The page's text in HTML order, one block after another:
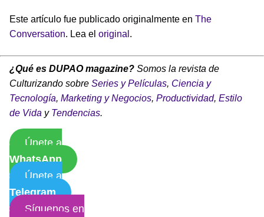
Este artículo fue publicado originalmente en The
Conversation. Lea el original .
¿Qué es DUPAO magazine? Somos la revista de
Culturizando sobre Series y Películas, Ciencia y
Tecnología, Marketing y Negocios, Productividad, Estilo
de Vida y Tendencias.
Únete a
WhatsApp
Únete a
Telegram
Síguenos en